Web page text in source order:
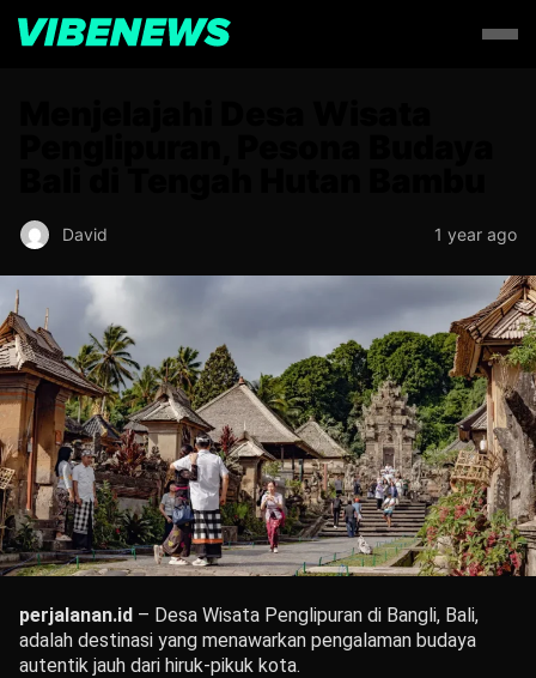
David 1 year ago
perjalanan.id – Desa Wisata Penglipuran di Bangli, Bali,
adalah destinasi yang menawarkan pengalaman budaya
autentik jauh dari hiruk-pikuk kota.